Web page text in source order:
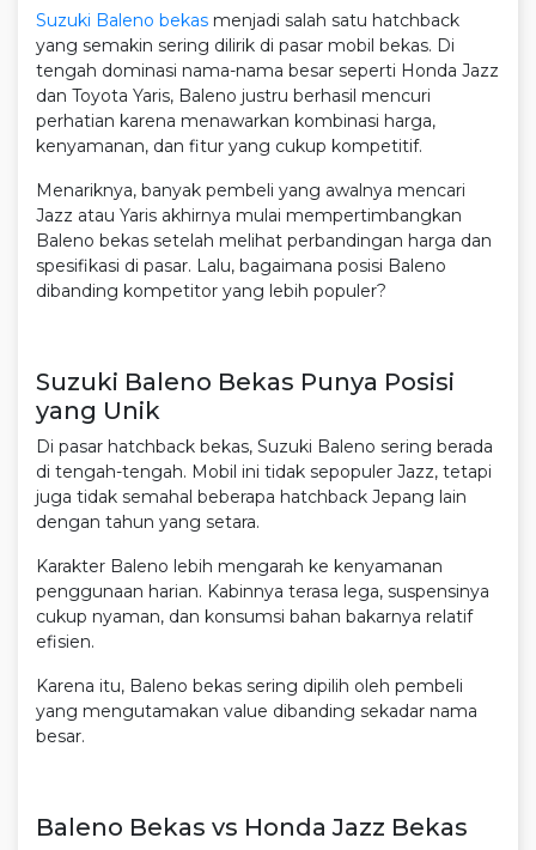
Suzuki Baleno bekas menjadi salah satu hatchback
yang semakin sering dilirik di pasar mobil bekas. Di
tengah dominasi nama-nama besar seperti Honda Jazz
dan Toyota Yaris, Baleno justru berhasil mencuri
perhatian karena menawarkan kombinasi harga,
kenyamanan, dan fitur yang cukup kompetitif.
Menariknya, banyak pembeli yang awalnya mencari
Jazz atau Yaris akhirnya mulai mempertimbangkan
Baleno bekas setelah melihat perbandingan harga dan
spesifikasi di pasar. Lalu, bagaimana posisi Baleno
dibanding kompetitor yang lebih populer?
Suzuki Baleno Bekas Punya Posisi
yang Unik
Di pasar hatchback bekas, Suzuki Baleno sering berada
di tengah-tengah. Mobil ini tidak sepopuler Jazz, tetapi
juga tidak semahal beberapa hatchback Jepang lain
dengan tahun yang setara.
Karakter Baleno lebih mengarah ke kenyamanan
penggunaan harian. Kabinnya terasa lega, suspensinya
cukup nyaman, dan konsumsi bahan bakarnya relatif
efisien.
Karena itu, Baleno bekas sering dipilih oleh pembeli
yang mengutamakan value dibanding sekadar nama
besar.
Baleno Bekas vs Honda Jazz Bekas